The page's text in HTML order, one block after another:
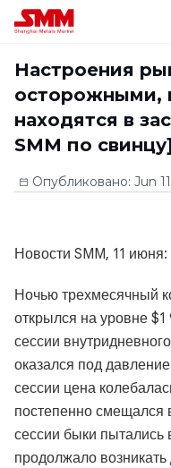
Настроения
осторожными,
находятся в
SMM по
Опубликовано: Jun
Новости SMM, 11 июня:
Ночью трехмесячный
открылся на уровне $1
сессии
оказался под
сессии цена
постепенно смещался
сессии быки пытались
продолжало